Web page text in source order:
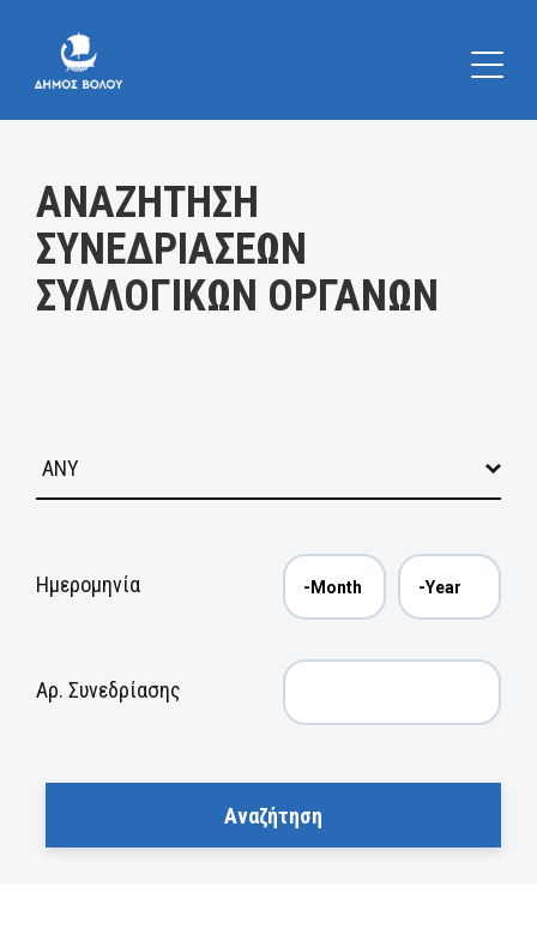
ΑΝΑΖΗΤΗΣΗ
ΣΥΝΕΔΡΙΑΣΕΩΝ
ΣΥΛΛΟΓΙΚΩΝ ΟΡΓΑΝΩΝ
Ημερομηνία
Αρ. Συνεδρίασης